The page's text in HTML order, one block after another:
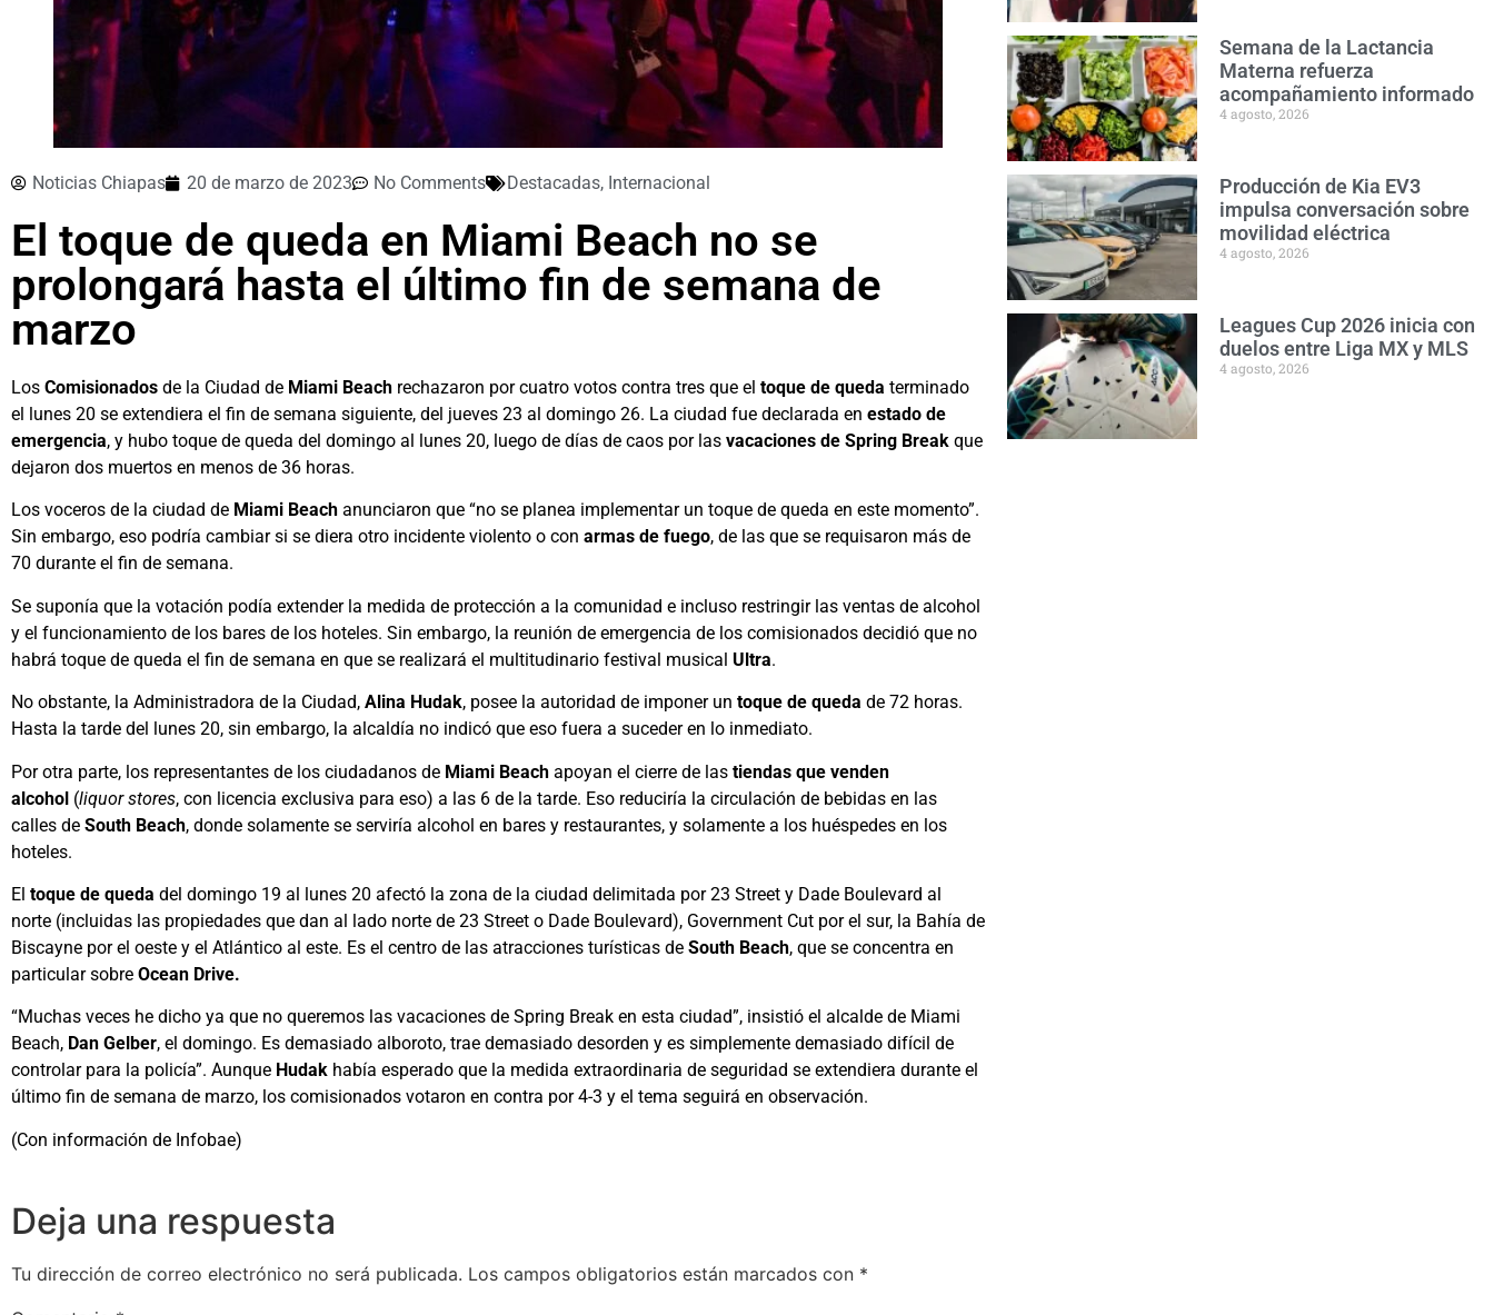
Noticias Chiapas 20 de marzo de 2023 No Comments Destacadas, Internacional
El toque de queda en Miami Beach no se
prolongará hasta el último fin de semana de
marzo
Los Comisionados de la Ciudad de Miami Beach rechazaron por cuatro votos contra tres que el toque de queda terminado
el lunes 20 se extendiera el fin de semana siguiente, del jueves 23 al domingo 26. La ciudad fue declarada en estado de
emergencia, y hubo toque de queda del domingo al lunes 20, luego de días de caos por las vacaciones de Spring Break que
dejaron dos muertos en menos de 36 horas.
Los voceros de la ciudad de Miami Beach anunciaron que “no se planea implementar un toque de queda en este momento”.
Sin embargo, eso podría cambiar si se diera otro incidente violento o con armas de fuego, de las que se requisaron más de
70 durante el fin de semana.
Se suponía que la votación podía extender la medida de protección a la comunidad e incluso restringir las ventas de alcohol
y el funcionamiento de los bares de los hoteles. Sin embargo, la reunión de emergencia de los comisionados decidió que no
habrá toque de queda el fin de semana en que se realizará el multitudinario festival musical Ultra.
No obstante, la Administradora de la Ciudad, Alina Hudak, posee la autoridad de imponer un toque de queda de 72 horas.
Hasta la tarde del lunes 20, sin embargo, la alcaldía no indicó que eso fuera a suceder en lo inmediato.
Por otra parte, los representantes de los ciudadanos de Miami Beach apoyan el cierre de las tiendas que venden
alcohol (liquor stores, con licencia exclusiva para eso) a las 6 de la tarde. Eso reduciría la circulación de bebidas en las
calles de South Beach, donde solamente se serviría alcohol en bares y restaurantes, y solamente a los huéspedes en los
hoteles.
El toque de queda del domingo 19 al lunes 20 afectó la zona de la ciudad delimitada por 23 Street y Dade Boulevard al
norte (incluidas las propiedades que dan al lado norte de 23 Street o Dade Boulevard), Government Cut por el sur, la Bahía de
Biscayne por el oeste y el Atlántico al este. Es el centro de las atracciones turísticas de South Beach, que se concentra en
particular sobre Ocean Drive.
“Muchas veces he dicho ya que no queremos las vacaciones de Spring Break en esta ciudad”, insistió el alcalde de Miami
Beach, Dan Gelber, el domingo. Es demasiado alboroto, trae demasiado desorden y es simplemente demasiado difícil de
controlar para la policía”. Aunque Hudak había esperado que la medida extraordinaria de seguridad se extendiera durante el
último fin de semana de marzo, los comisionados votaron en contra por 4-3 y el tema seguirá en observación.
(Con información de Infobae)
Deja una respuesta
Tu dirección de correo electrónico no será publicada. Los campos obligatorios están marcados con *
Semana de la Lactancia
Materna refuerza
acompañamiento informado
4 agosto, 2026
Producción de Kia EV3
impulsa conversación sobre
movilidad eléctrica
4 agosto, 2026
Leagues Cup 2026 inicia con
duelos entre Liga MX y MLS
4 agosto, 2026